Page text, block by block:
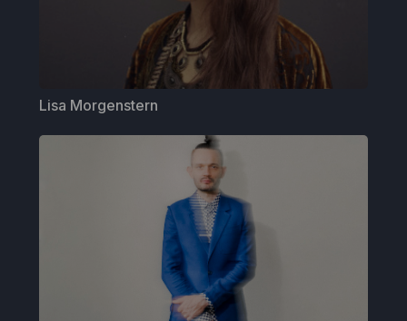
Lisa Morgenstern